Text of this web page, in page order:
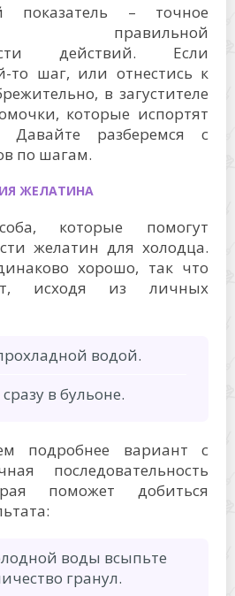
показатель – точное
правильной
действий. Если
то шаг, или отнестись к
в загустителе
которые испортят
Давайте разберемся с
по шагам.
ЖЕЛАТИНА
которые помогут
желатин для холодца.
хорошо, так что
исходя из личных
водой.
в бульоне.
подробнее вариант с
последовательность
поможет добиться
воды всыпьте
гранул.